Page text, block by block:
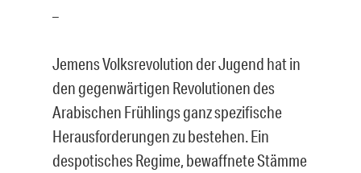
–
Jemens Volksrevolution der Jugend hat in
den gegenwärtigen Revolutionen des
Arabischen Frühlings ganz spezifische
Herausforderungen zu bestehen. Ein
despotisches Regime, bewaffnete Stämme